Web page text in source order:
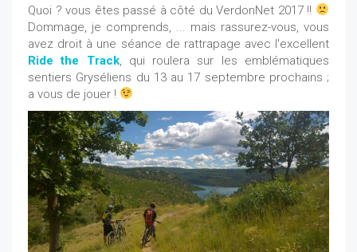
Quoi ? vous êtes passé à côté du VerdonNet 2017 !!
Dommage, je comprends, ... mais rassurez-vous, vous
avez droit à une séance de rattrapage avec l'excellent
Ride the Track, qui roulera sur les emblématiques
sentiers Gryséliens du 13 au 17 septembre prochains ;
a vous de jouer !